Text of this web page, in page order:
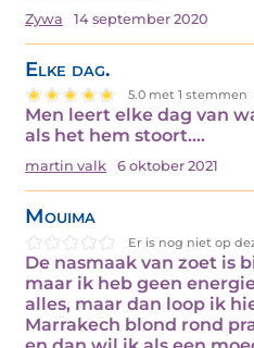
Zywa 14 september 2020
Elke dag.
5.0 met 1 stemmen
Men leert elke dag van
als het hem stoort.…
martin valk 6 oktober 2021
Mouima
Er is nog niet op
De nasmaak van zoet is
maar ik heb geen
alles, maar dan loop ik
Marrakech blond rond